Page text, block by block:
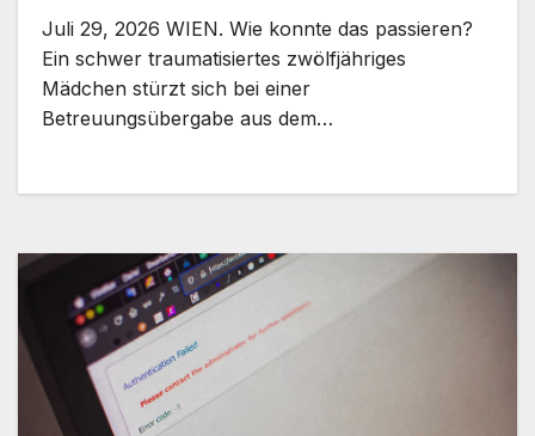
Juli 29, 2026 WIEN. Wie konnte das passieren?
Ein schwer traumatisiertes zwölfjähriges
Mädchen stürzt sich bei einer
Betreuungsübergabe aus dem…